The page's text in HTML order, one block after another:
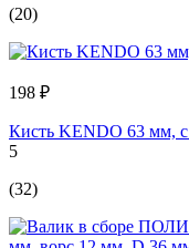
(20)
198 ₽
Кисть KENDO 63 мм, с
5
(32)